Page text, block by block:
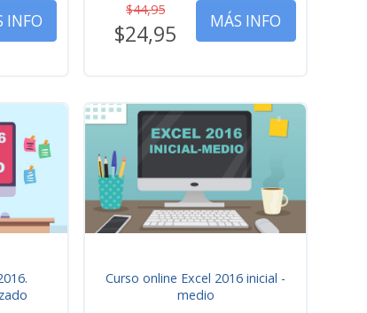
INFO
$44,95
$24,95 MÁS INFO
Curso online Excel 2016 inicial -
medio